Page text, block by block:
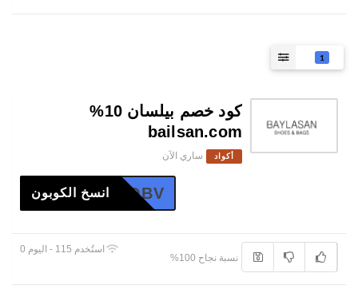
1
كود خصم بيلسان 10%
bailsan.com
أكواد ساري الآن
IBPQBVانسخ الكوبون
استُخدم 115 - اليوم 0
نسبة نجاح 100%